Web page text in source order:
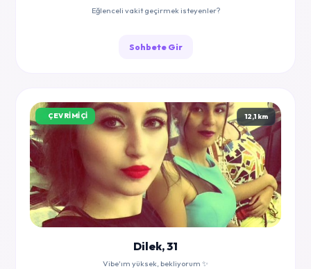
Eğlenceli vakit geçirmek isteyenler?
Sohbete Gir
ÇEVRIMIÇI 12,1 km
Dilek, 31
Vibe'ım yüksek, bekliyorum ✨